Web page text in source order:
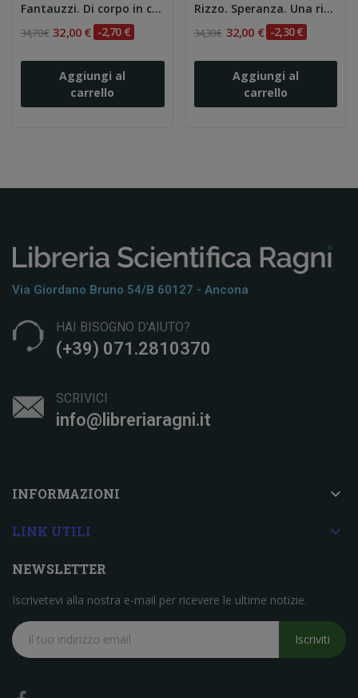
Fantauzzi. Di corpo in corpo. Etnografie tra...
34,70 € 32,00 € -2,70 €
Aggiungi al
carrello
Rizzo. Speranza. Una ricerca qualitativa...
34,30 € 32,00 € -2,30 €
Aggiungi al
carrello
Via Giordano Bruno 54/b 60127 - Ancona
HAI BISOGNO D'AIUTO?
(+39) 071.2810370
SCRIVICI
info@libreriaragni.it
INFORMAZIONI 
LINK UTILI 
NEWSLETTER
Iscrivetevi alla nostra e-mail per ricevere le ultime notizie.
Iscriviti